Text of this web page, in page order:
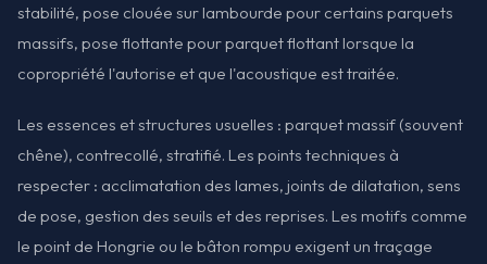
stabilité, pose clouée sur lambourde pour certains parquets
massifs, pose flottante pour parquet flottant lorsque la
copropriété l'autorise et que l'acoustique est traitée.
Les essences et structures usuelles : parquet massif (souvent
chêne), contrecollé, stratifié. Les points techniques à
respecter : acclimatation des lames, joints de dilatation, sens
de pose, gestion des seuils et des reprises. Les motifs comme
le point de Hongrie ou le bâton rompu exigent un traçage